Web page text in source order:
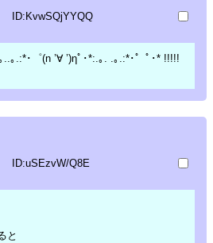
ID:KvwSQjYYQQ
｡.:*･゜(n ’∀ ’)ηﾟ･*:.｡. .｡.:*･゜ﾟ･* !!!!!
ID:uSEzvW/Q8E
と